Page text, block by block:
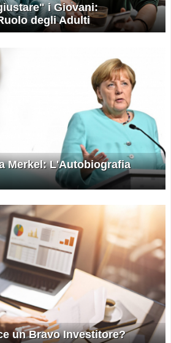
i Giovani:
degli Adulti
Merkel: L'Autobiografia
un Bravo Investitore?